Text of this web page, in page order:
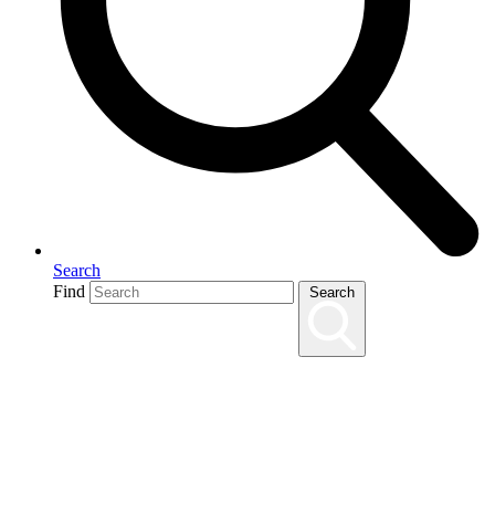
Search
Find
Search